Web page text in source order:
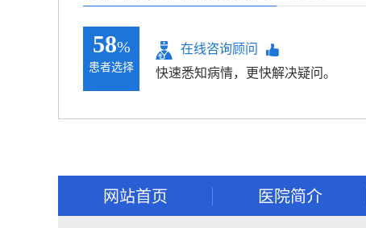
58%
患者选择
在线咨询顾问
快速悉知病情，更快解决疑问。
网站首页 医院简介